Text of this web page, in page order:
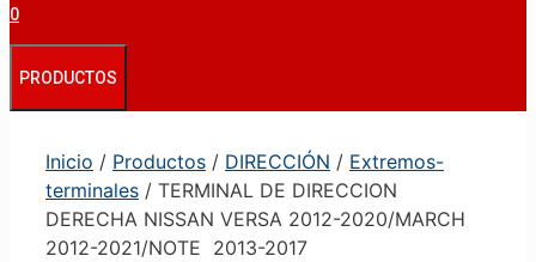
0
PRODUCTOS
Inicio / Productos / DIRECCIÓN / Extremos-
terminales / TERMINAL DE DIRECCION
DERECHA NISSAN VERSA 2012-2020/MARCH
2012-2021/NOTE 2013-2017